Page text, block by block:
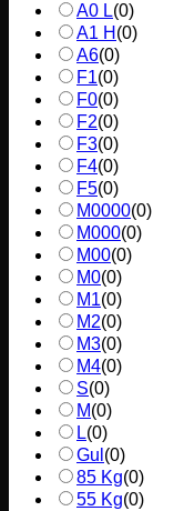
A0 L(0)
A1 H (0)
A6(0)
F1(0)
F0(0)
F2(0)
F3(0)
F4(0)
F5(0)
M0000(0)
M000(0)
M00(0)
M0(0)
M1(0)
M2(0)
M3(0)
M4(0)
S(0)
M(0)
L(0)
Gul (0)
85 Kg(0)
55 Kg(0)